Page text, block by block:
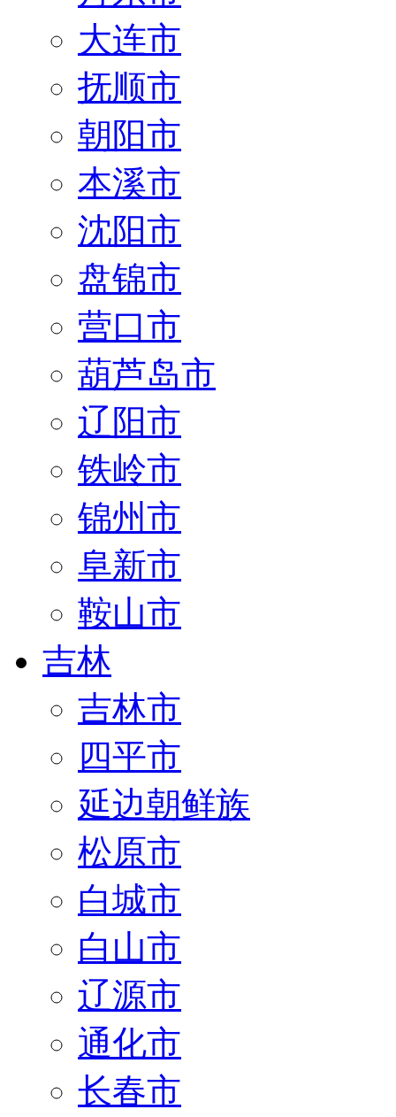
大连市
抚顺市
朝阳市
本溪市
沈阳市
盘锦市
营口市
葫芦岛市
辽阳市
铁岭市
锦州市
阜新市
鞍山市
吉林
吉林市
四平市
延边朝鲜族
松原市
白城市
白山市
辽源市
通化市
长春市